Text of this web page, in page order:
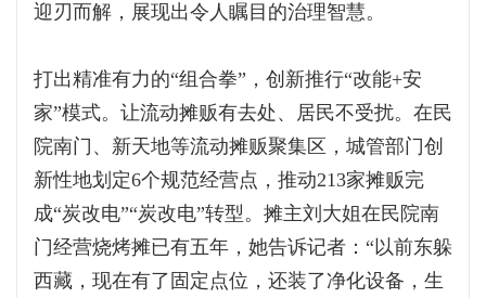
迎刃而解，展现出令人瞩目的治理智慧。
打出精准有力的“组合拳”，创新推行“改能+安
家”模式。让流动摊贩有去处、居民不受扰。在民
院南门、新天地等流动摊贩聚集区，城管部门创
新性地划定6个规范经营点，推动213家摊贩完
成“炭改电”“炭改电”转型。摊主刘大姐在民院南
门经营烧烤摊已有五年，她告诉记者：“以前东躲
西藏，现在有了固定点位，还装了净化设备，生